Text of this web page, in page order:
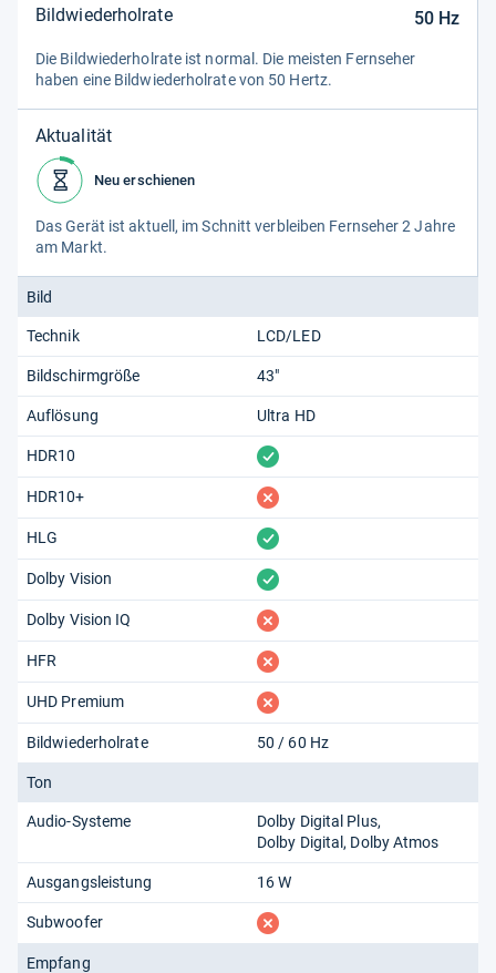
Bildwiederholrate 50Hz
Die Bild­wie­der­hol­rate ist nor­mal. Die meis­ten Fern­se­her
haben eine Bild­wie­der­hol­rate von 50 Hertz.
Aktualität
Neu erschienen
Das Gerät ist aktu­ell, im Schnitt ver­blei­ben Fern­se­her 2 Jahre
am Markt.
Bild
Technik LCD/LED
Bildschirmgröße 43"
Auflösung Ultra HD
HDR10 vorhanden
HDR10+ fehlt
HLG vorhanden
Dolby Vision vorhanden
Dolby Vision IQ fehlt
HFR fehlt
UHD Premium fehlt
Bildwiederholrate 50 / 60 Hz
Ton
Audio-Systeme
Dolby Digital Plus
Dolby Digital
Dolby Atmos
Ausgangsleistung 16 W
Subwoofer fehlt
Empfang